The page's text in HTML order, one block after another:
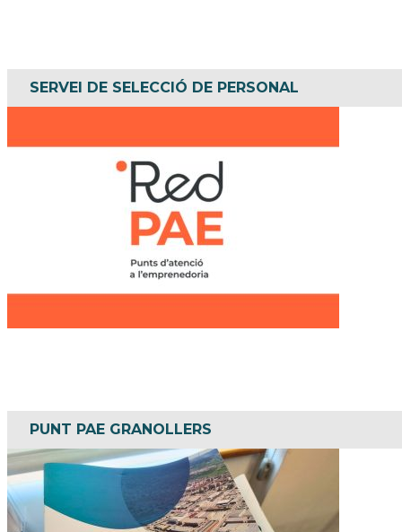
SERVEI DE SELECCIÓ DE PERSONAL
PUNT PAE GRANOLLERS